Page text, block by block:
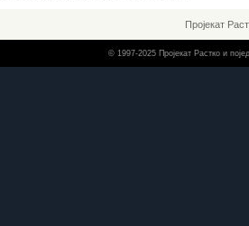
Пројекат
© 1997-2025 Пројекат Растко и